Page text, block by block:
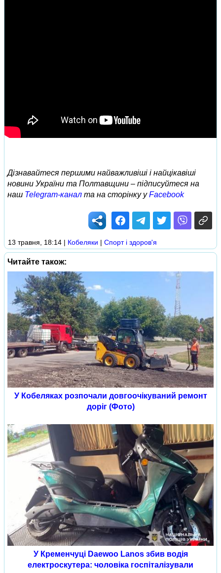
Дізнавайтеся першими найважливіші і найцікавіші
новини України та Полтавщини – підписуйтеся на
наш Telegram-канал та на сторінку уFacebook
13 травня, 18:14 | Кобеляки | Спорт і здоров'я
Читайте також:
У Кобеляках розпочали довгоочікуваний ремонт
доріг (Фото)
У Кременчуці Daewoo Lanos збив водія
електроскутера: чоловіка госпіталізували